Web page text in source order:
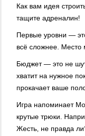
Как вам идея
тащите адреналин!
Первые уровни —
всё сложнее. Место
Бюджет — это не
хватит на нужное
прокачает ваше
Игра напоминает
крутые трюки.
Жесть, не правда